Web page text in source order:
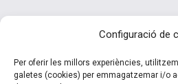
Configuració de
Per oferir les millors experiències,
galetes (cookies) per emmagatzemar i/o
Telèfon: (+34) 937 361 100